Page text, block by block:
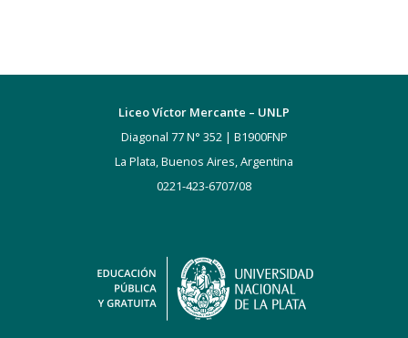
Liceo Víctor Mercante – UNLP
Diagonal 77 N° 352 | B1900FNP
La Plata, Buenos Aires, Argentina
0221-423-6707/08